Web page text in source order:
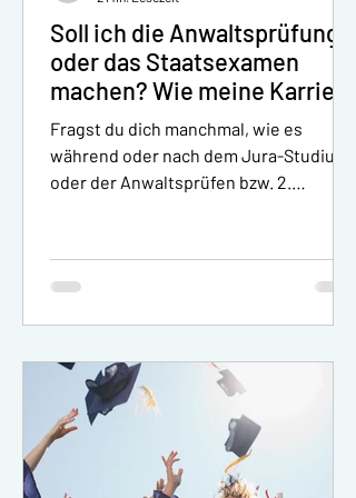
Soll ich die Anwaltsprüfung
oder das Staatsexamen
machen? Wie meine Karriere
als Jurist planen?
Fragst du dich manchmal, wie es
während oder nach dem Jura-Studium
oder der Anwaltsprüfen bzw. 2.